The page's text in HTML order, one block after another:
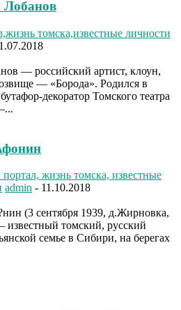
Лобанов
томска,известные личности
— российский артист, клоун,
— «Борода». Родился в
декоратор Томского театра
жизнь томска, известные
admin - 11.10.2018
(3 сентября 1939, д.Жирновка,
известный томский, русский
семье в Сибири, на берегах